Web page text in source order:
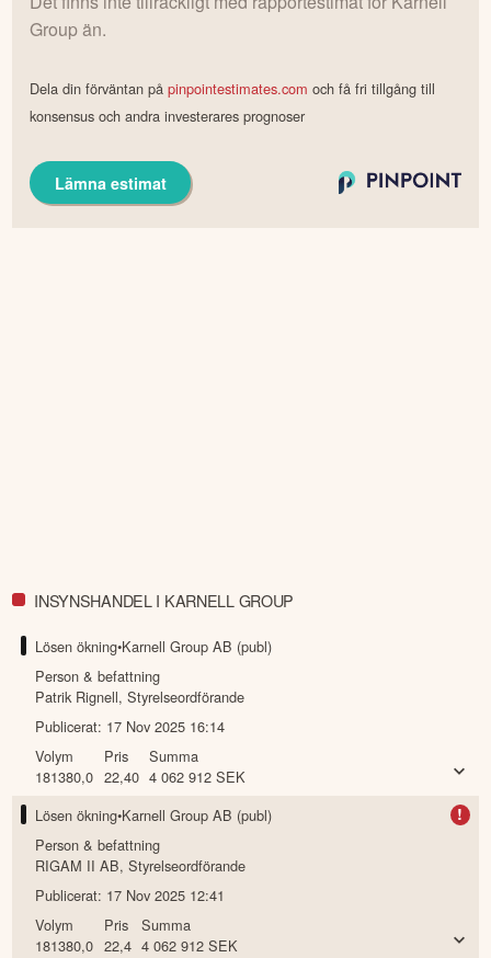
Groupän.
Dela din förväntan påpinpointestimates.com och få fri tillgång till
konsensus och andra investerares prognoser
Lämna estimat
INSYNSHANDEL I KARNELL GROUP
Lösen ökning•Karnell Group AB (publ)
Person & befattning
Patrik Rignell,Styrelseordförande
Publicerat: 17 Nov 2025 16:14
Volym
181380,0
Pris
22,40
Summa
4 062 912 SEK
Lösen ökning•Karnell Group AB (publ) !
Person & befattning
RIGAM II AB,Styrelseordförande
Publicerat: 17 Nov 2025 12:41
Volym
181380,0
Pris
22,4
Summa
4 062 912 SEK